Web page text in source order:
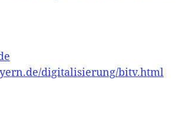
digitalisierung/bitv.html